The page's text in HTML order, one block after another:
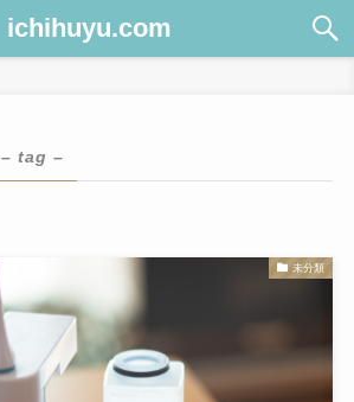
ichihuyu.com
– tag –
未分類